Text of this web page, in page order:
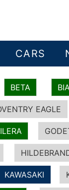
CARS
BETA
EAGLE
KAWASAKI